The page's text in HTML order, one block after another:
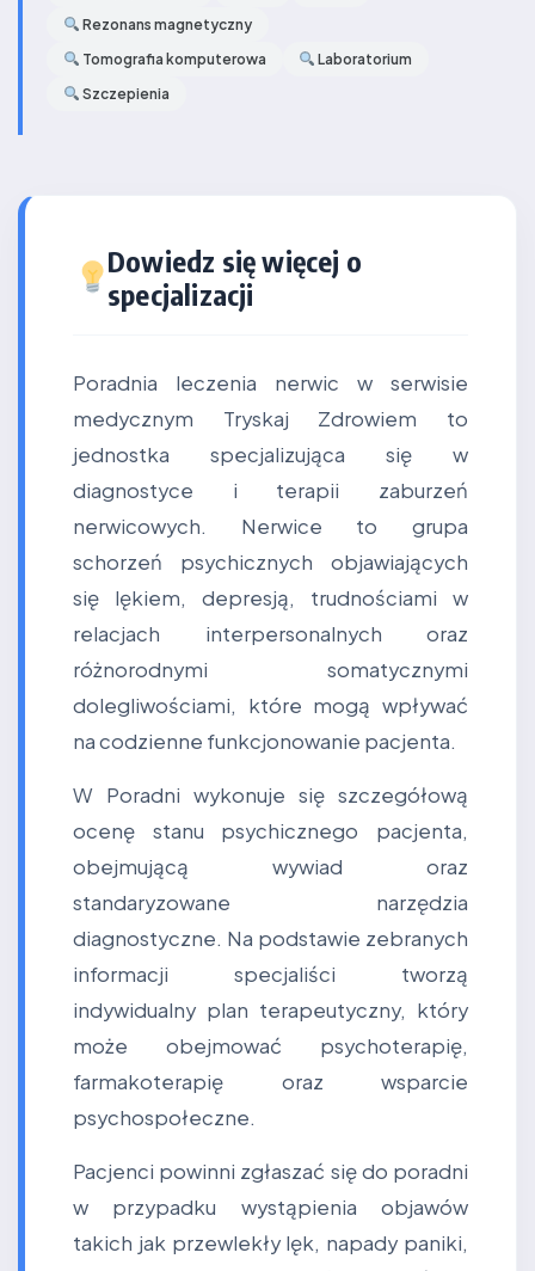
Rezonans magnetyczny
Tomografia komputerowa
Laboratorium
Szczepienia
Dowiedz się więcej o
specjalizacji
Poradnia leczenia nerwic w serwisie
medycznym Tryskaj Zdrowiem to
jednostka specjalizująca się w
diagnostyce i terapii zaburzeń
nerwicowych. Nerwice to grupa
schorzeń psychicznych objawiających
się lękiem, depresją, trudnościami w
relacjach interpersonalnych oraz
różnorodnymi somatycznymi
dolegliwościami, które mogą wpływać
na codzienne funkcjonowanie pacjenta.
W Poradni wykonuje się szczegółową
ocenę stanu psychicznego pacjenta,
obejmującą wywiad oraz
standaryzowane narzędzia
diagnostyczne. Na podstawie zebranych
informacji specjaliści tworzą
indywidualny plan terapeutyczny, który
może obejmować psychoterapię,
farmakoterapię oraz wsparcie
psychospołeczne.
Pacjenci powinni zgłaszać się do poradni
w przypadku wystąpienia objawów
takich jak przewlekły lęk, napady paniki,